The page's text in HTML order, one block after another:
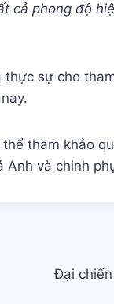
cả phong độ
sự cho
tham khảo
và chinh
Đại